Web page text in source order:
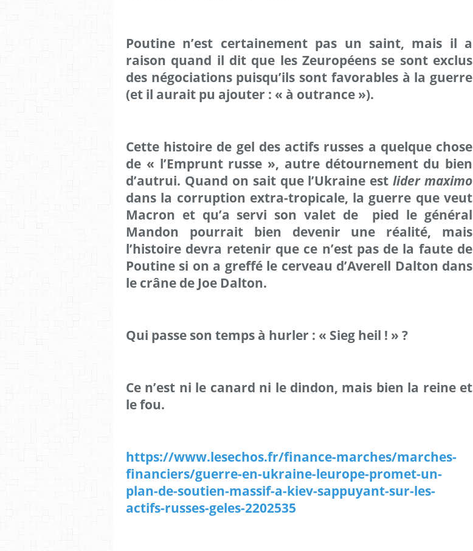
Poutine n’est certainement pas un saint, mais il a
raison quand il dit que les Zeuropéens se sont exclus
des négociations puisqu’ils sont favorables à la guerre
(et il aurait pu ajouter : « à outrance »).
Cette histoire de gel des actifs russes a quelque chose
de « l’Emprunt russe », autre détournement du bien
d’autrui. Quand on sait que l’Ukraine estlider maximo
dans la corruption extra-tropicale, la guerre que veut
Macron et qu’a servi son valet de pied le général
Mandon pourrait bien devenir une réalité, mais
l’histoire devra retenir que ce n’est pas de la faute de
Poutine si on a greffé le cerveau d’Averell Dalton dans
le crâne de Joe Dalton.
Qui passe son temps à hurler : « Sieg heil ! » ?
Ce n’est ni le canard ni le dindon, mais bien la reine et
le fou.
https://www.lesechos.fr/finance-marches/marches-
financiers/guerre-en-ukraine-leurope-promet-un-
plan-de-soutien-massif-a-kiev-sappuyant-sur-les-
actifs-russes-geles-2202535